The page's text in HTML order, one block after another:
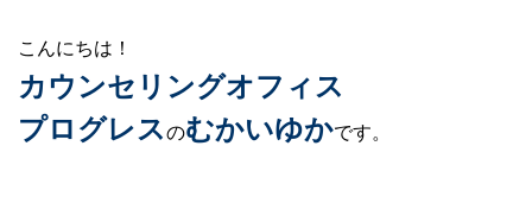
こんにちは！
カウンセリングオフィス
プログレスのむかいゆかです。